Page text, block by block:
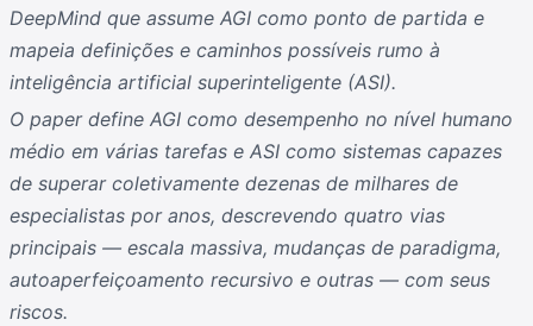
DeepMind que assume AGI como ponto de partida e
mapeia definições e caminhos possíveis rumo à
inteligência artificial superinteligente (ASI).
O paper define AGI como desempenho no nível humano
médio em várias tarefas e ASI como sistemas capazes
de superar coletivamente dezenas de milhares de
especialistas por anos, descrevendo quatro vias
principais — escala massiva, mudanças de paradigma,
autoaperfeiçoamento recursivo e outras — com seus
riscos.